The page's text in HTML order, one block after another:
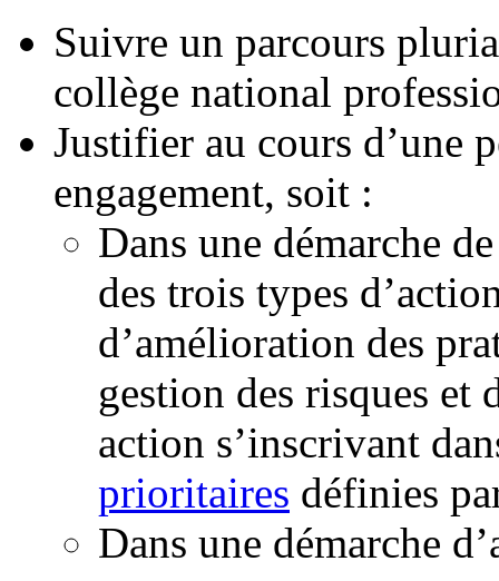
Suivre un parcours
collège national
Justifier au cours d’une
engagement, soit :
Dans une démarche
des trois types
d’amélioration des
gestion des risques et
action s’inscrivant
prioritaires définies
Dans une démarche